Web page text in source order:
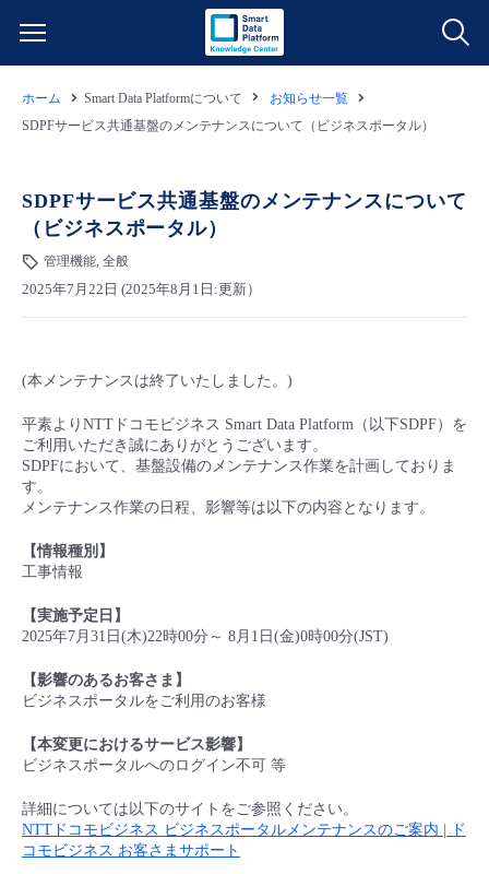
クラウド/サーバー
ネットワーク
モニタリング/監査
管理機能
すべてのメニューを見る
データ利活用
クラウド/サーバー
IoT
サポート
管理機能
すべてのメニューを見る
料金情報
料金シミュレーター
クラウド/サーバー
IoT
モニタリング/監査
サポート
すべてのメニューを見る
ご利用開始ガイド
- 管理機能
■ セットアップガイド
- 新規お申し込み方法
- 初期設定・確認
- ユーザー機能の管理
- 登録情報の管理
- APIリファレンス
- バックアップ
- データと分析
- IoT
- その他
故障/メンテナンス情報
故障/メンテナンス履歴
メンテナンス予定
定期メンテナンス
ホーム Smart Data Platformについて
お知らせ一覧
SDPFサービス共通基盤のメンテナンスについて（ビジネスポータル）
SDPFサービス共通基盤のメンテナンスについて
（ビジネスポータル）
管理機能, 全般
2025年7月22日 (2025年8月1日:更新）
(本メンテナンスは終了いたしました。)
平素よりNTTドコモビジネス Smart Data Platform（以下SDPF）を
ご利用いただき誠にありがとうございます。
SDPFにおいて、基盤設備のメンテナンス作業を計画しておりま
す。
メンテナンス作業の日程、影響等は以下の内容となります。
【情報種別 】
工事情報
【実施予定日 】
2025年7月31日(木)22時00分～ 8月1日(金)0時00分(JST)
【影響のあるお客さま 】
ビジネスポータルをご利用のお客様
【本変更におけるサービス影響】
ビジネスポータルへのログイン不可 等
詳細については以下のサイトをご参照ください。
NTTドコモビジネス ビジネスポータルメンテナンスのご案内 | ド
コモビジネス お客さまサポート